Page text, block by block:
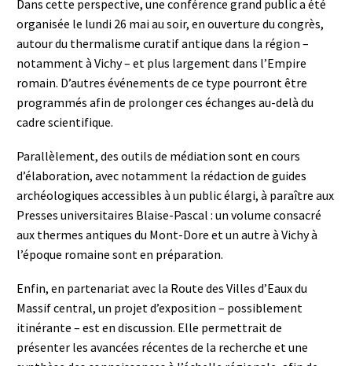
Dans cette perspective, une conférence grand public a été
organisée le lundi 26 mai au soir, en ouverture du congrès,
autour du thermalisme curatif antique dans la région –
notamment à Vichy – et plus largement dans l’Empire
romain. D’autres événements de ce type pourront être
programmés afin de prolonger ces échanges au-delà du
cadre scientifique.
Parallèlement, des outils de médiation sont en cours
d’élaboration, avec notamment la rédaction de guides
archéologiques accessibles à un public élargi, à paraître aux
Presses universitaires Blaise-Pascal : un volume consacré
aux thermes antiques du Mont-Dore et un autre à Vichy à
l’époque romaine sont en préparation.
Enfin, en partenariat avec la Route des Villes d’Eaux du
Massif central, un projet d’exposition – possiblement
itinérante – est en discussion. Elle permettrait de
présenter les avancées récentes de la recherche et une